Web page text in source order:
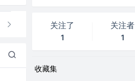
关注了
1
关注者
1
收藏集